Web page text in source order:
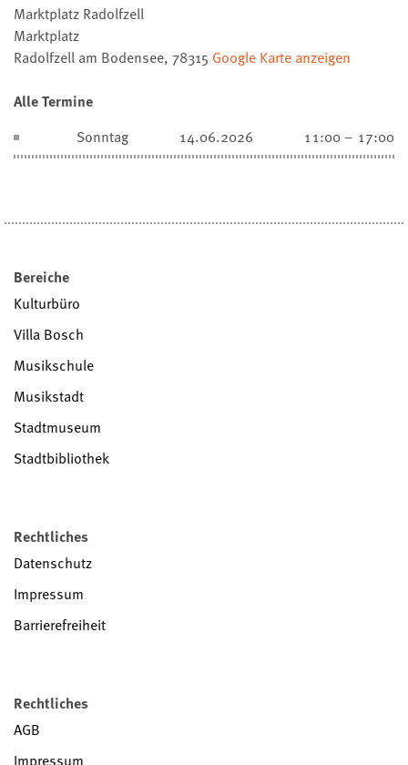
Marktplatz Radolfzell
Marktplatz
Radolfzell am Bodensee, 78315 Google Karte anzeigen
Alle Termine
Sonntag
14.06.2026 11:00 – 17:00
Bereiche
Kulturbüro
Villa Bosch
Musikschule
Musikstadt
Stadtmuseum
Stadtbibliothek
Rechtliches
Datenschutz
Impressum
Barrierefreiheit
Rechtliches
AGB
Impressum